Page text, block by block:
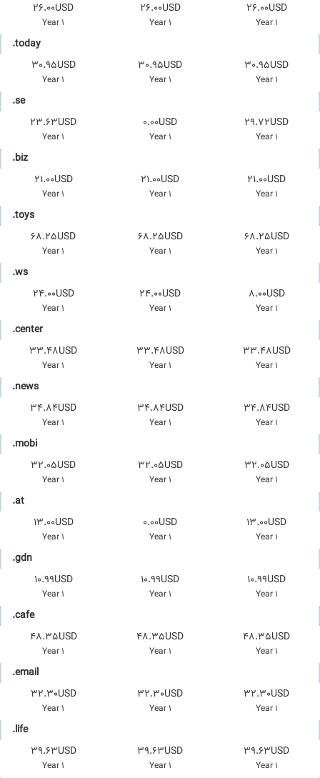
26.00USD
1 Year
26.00USD
1 Year
26.00USD
1 Year
.today
30.95USD
1 Year
30.95USD
1 Year
30.95USD
1 Year
.se
29.72USD
1 Year
0.00USD
1 Year
23.63USD
1 Year
.biz
21.00USD
1 Year
21.00USD
1 Year
21.00USD
1 Year
.toys
68.25USD
1 Year
68.25USD
1 Year
68.25USD
1 Year
.ws
8.00USD
1 Year
24.00USD
1 Year
24.00USD
1 Year
.center
33.48USD
1 Year
33.48USD
1 Year
33.48USD
1 Year
.news
34.84USD
1 Year
34.84USD
1 Year
34.84USD
1 Year
.mobi
32.05USD
1 Year
32.05USD
1 Year
32.05USD
1 Year
.at
13.00USD
1 Year
0.00USD
1 Year
13.00USD
1 Year
.gdn
10.99USD
1 Year
10.99USD
1 Year
10.99USD
1 Year
.cafe
48.35USD
1 Year
48.35USD
1 Year
48.35USD
1 Year
.email
32.30USD
1 Year
32.30USD
1 Year
32.30USD
1 Year
.life
39.63USD
1 Year
39.63USD
1 Year
39.63USD
1 Year